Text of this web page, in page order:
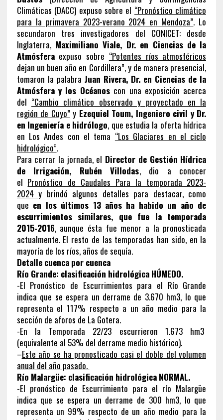
Climáticas (DACC) expuso sobre el “Pronóstico climático
para la primavera 2023-verano 2024 en Mendoza”. Lo
secundaron tres investigadores del CONICET: desde
Inglaterra, Maximiliano Viale, Dr. en Ciencias de la
Atmósferaexpuso sobre “Potentes ríos atmosféricos
dejan un buen año en Cordillera”, y de manera presencial,
tomaron la palabra Juan Rivera, Dr. en Ciencias de la
Atmósfera y los Océanoscon una exposición acerca
del “Cambio climático observado y proyectado en la
región de Cuyo” y Ezequiel Toum, Ingeniero civil y Dr.
en Ingeniería e hidrólogo, que estudia la oferta hídrica
en Los Andes con el tema “Los Glaciares en el ciclo
hidrológico”.
Para cerrar la jornada, el Director de Gestión Hídrica
de Irrigación, Rubén Villodas, dio a conocer
el Pronóstico de Caudales Para la temporada 2023-
2024y brindó algunos detalles para destacar, como
que en los últimos 13 años ha habido un año de
escurrimientos similares, que fue la temporada
2015-2016, aunque ésta fue menor a la pronosticada
actualmente. El resto de las temporadas han sido, en la
mayoría de los ríos, años de sequía.
Detalle cuenca por cuenca
Río Grande: clasificación hidrológica HÚMEDO.
-El Pronóstico de Escurrimientos para el Río Grande
indica que se espera un derrame de 3.670 hm3, lo que
representa el 117% respecto a un año medio para la
sección de aforos de La Gotera.
-En la Temporada 22/23 escurrieron 1.673 hm3
(equivalente al 53% del derrame medio histórico).
–Este año se ha pronosticado casi el doble del volumen
anual del año pasado.
Río Malargüe: clasificación hidrológica NORMAL.
-El pronóstico de Escurrimiento para el río Malargüe
indica que se espera un derrame de 300 hm3, lo que
representa un 99% respecto de un año medio para la